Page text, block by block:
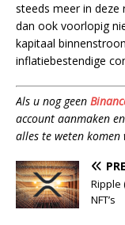
steeds meer in
dan ook voorlopig
kapitaal
inflatiebestendige
Als u nog geen
account aanmaken
alles te weten komen
Ripple
NFT’s